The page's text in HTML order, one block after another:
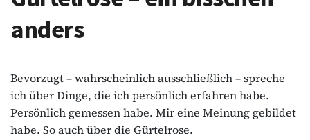
anders
Bevorzugt – wahrscheinlich ausschließlich – spreche
ich über Dinge, die ich persönlich erfahren habe.
Persönlich gemessen habe. Mir eine Meinung gebildet
habe. So auch über die Gürtelrose.